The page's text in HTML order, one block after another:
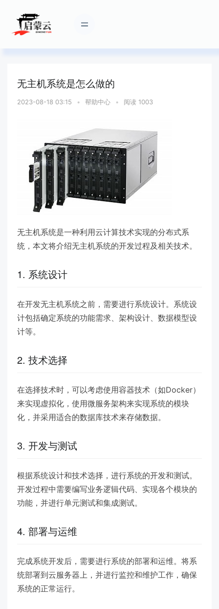
无主机系统是怎么做的
2023-08-18 03:15 • 帮助中心 • 阅读 1003
无主机系统是一种利用云计算技术实现的分布式系
统，本文将介绍无主机系统的开发过程及相关技术。
1. 系统设计
在开发无主机系统之前，需要进行系统设计。系统设
计包括确定系统的功能需求、架构设计、数据模型设
计等。
2. 技术选择
在选择技术时，可以考虑使用容器技术（如Docker）
来实现虚拟化，使用微服务架构来实现系统的模块
化，并采用适合的数据库技术来存储数据。
3. 开发与测试
根据系统设计和技术选择，进行系统的开发和测试。
开发过程中需要编写业务逻辑代码、实现各个模块的
功能，并进行单元测试和集成测试。
4. 部署与运维
完成系统开发后，需要进行系统的部署和运维。将系
统部署到云服务器上，并进行监控和维护工作，确保
系统的正常运行。